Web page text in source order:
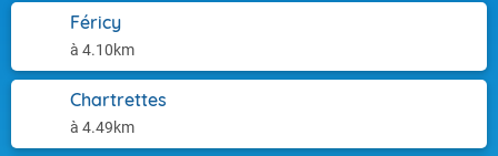
Féricy
à 4.10km
Chartrettes
à 4.49km